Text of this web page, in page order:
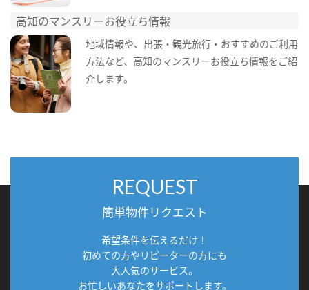
高知のマンスリーお役立ち情報
地域情報や、出張・観光旅行・おすすめのご利用
方法など、高知のマンスリーお役立ち情報をご紹
介します。
REQUEST
簡単物件リクエスト
希望条件を伝えるだけ！
初めての方やリピーターの方にも
大人気のサービス。
お忙しいあなたをサポートします。